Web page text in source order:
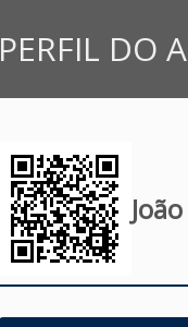
PERFIL DO